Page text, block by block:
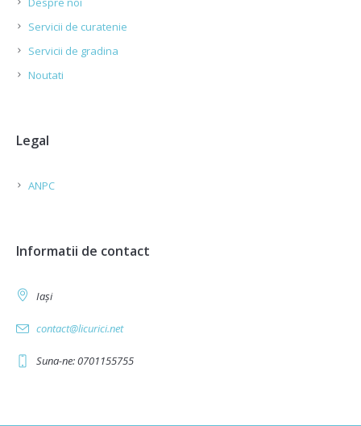
Servicii de curatenie
Servicii de gradina
Noutati
Legal
ANPC
Informatii de contact
Iași
contact@licurici.net
Suna-ne: 0701155755